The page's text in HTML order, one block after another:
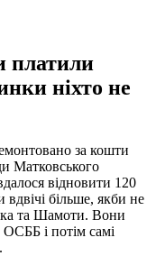
платили
ніхто не
за кошти
Матковського
відновити 120
більше, якби не
та Шамоти. Вони
і потім самі